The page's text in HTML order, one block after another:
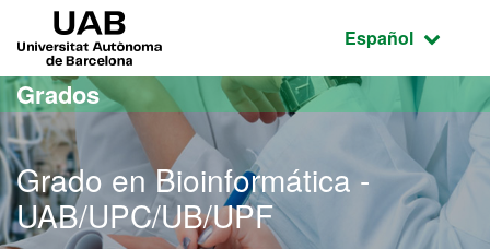
Acceso al contenido principal
Acceso a la navegación de la página
Idioma
Español
Grados
Grado en Bioinformática -
UAB/UPC/UB/UPF